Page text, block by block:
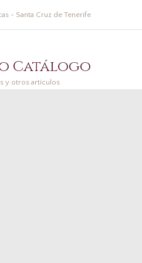
- Santa Cruz de Tenerife
Catálogo
y otros artículos